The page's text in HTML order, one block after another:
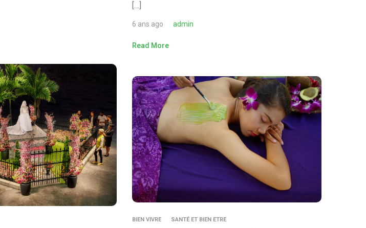
[…]
6 ans ago admin
Read More
BIEN VIVRE SANTÉ ET BIEN ETRE